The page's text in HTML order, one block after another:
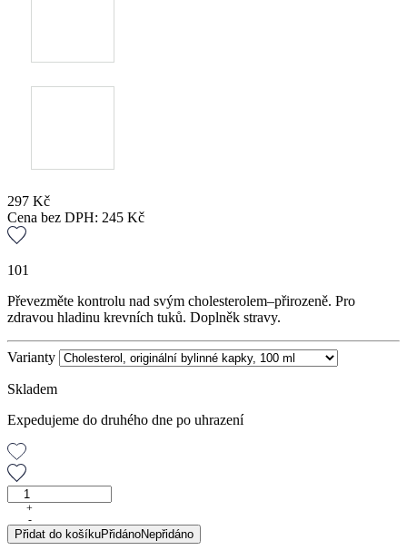
297 Kč
Cena bez DPH: 245 Kč
101
Převezměte kontrolu nad svým cholesterolem–přirozeně. Pro
zdravou hladinu krevních tuků. Doplněk stravy.
Varianty
Skladem
Expedujeme do druhého dne po uhrazení
Cholesterol,
originální
bylinné
kapky,
+
-
Přidat do košíkuPřidánoNepřidáno